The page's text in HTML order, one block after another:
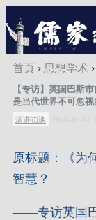
首页 › 思想学术 ›
【专访】英国巴斯
是当代世界不可忽视
演讲访谈 2026-02-12
原标题：《为
智慧？
——专访英国